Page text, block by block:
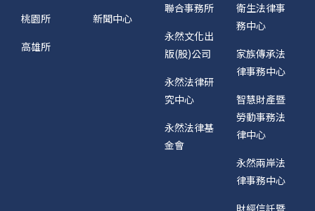
桃園所
高雄所
新聞中心
聯合事務所
永然文化出
版(股)公司
永然法律研
究中心
永然法律基
金會
衛生法律事
務中心
家族傳承法
律事務中心
智慧財產暨
勞動事務法
律中心
永然兩岸法
律事務中心